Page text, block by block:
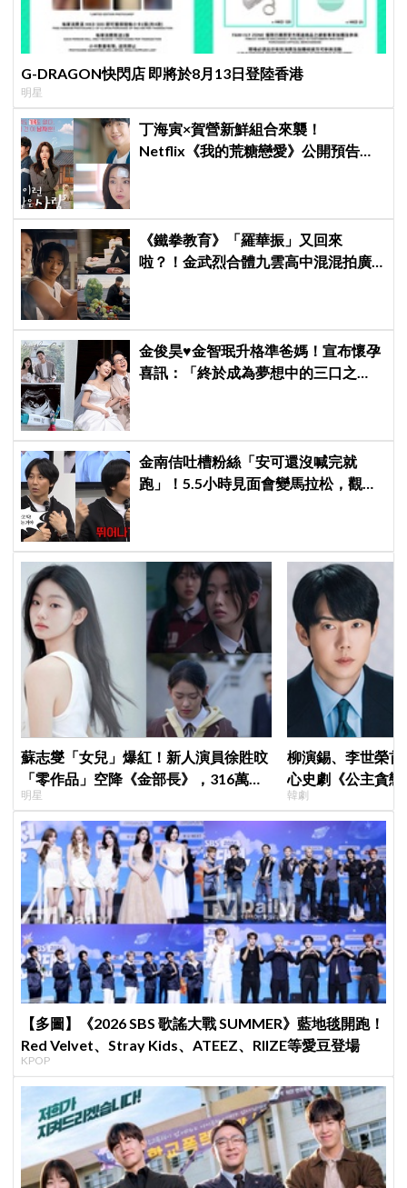
G-DRAGON快閃店 即將於8月13日登陸香港
明星
丁海寅×賀營新鮮組合來襲！
Netflix《我的荒糖戀愛》公開預告，
《鐵拳教育》「羅華振」又回來
啦？！金武烈合體九雲高中混混拍廣
金俊昊♥金智珉升格準爸媽！宣布懷孕
喜訊：「終於成為夢想中的三口之
金南佶吐槽粉絲「安可還沒喊完就
跑」！5.5小時見面會變馬拉松，觀眾
蘇志燮「女兒」爆紅！新人演員徐貹旼
「零作品」空降《金部長》，316萬舊
片被挖出網驚呆：星味藏不住！
明星
柳演錫、李世榮
心史劇《公主貪
羅密歐與茱麗葉」
韓劇
【多圖】《2026 SBS 歌謠大戰 SUMMER》藍地毯開跑！
Red Velvet、Stray Kids、ATEEZ、RIIZE等愛豆登場
KPOP